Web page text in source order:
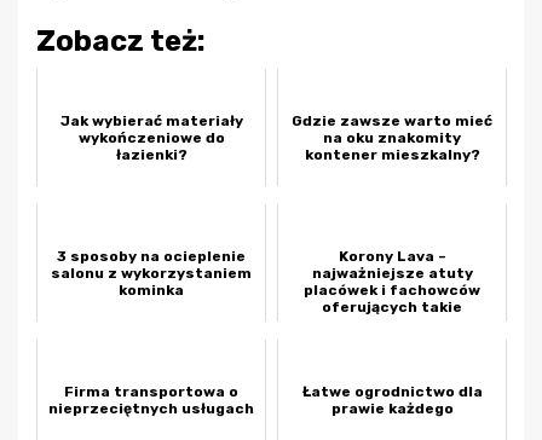
Zobacz też:
Jak wybierać materiały
wykończeniowe do
łazienki?
Gdzie zawsze warto mieć
na oku znakomity
kontener mieszkalny?
3 sposoby na ocieplenie
salonu z wykorzystaniem
kominka
Korony Lava –
najważniejsze atuty
placówek i fachowców
oferujących takie
Firma transportowa o
nieprzeciętnych usługach
Łatwe ogrodnictwo dla
prawie każdego